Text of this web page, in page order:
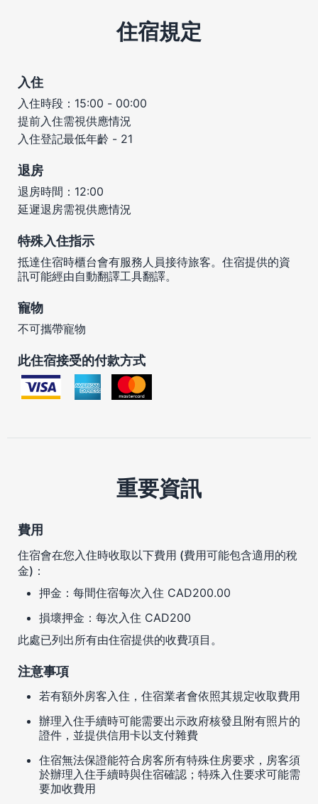
住宿規定
入住
入住時段：15:00 - 00:00
提前入住需視供應情況
入住登記最低年齡 - 21
退房
退房時間：12:00
延遲退房需視供應情況
特殊入住指示
抵達住宿時櫃台會有服務人員接待旅客。住宿提供的資
訊可能經由自動翻譯工具翻譯。
寵物
不可攜帶寵物
此住宿接受的付款方式
重要資訊
費用
住宿會在您入住時收取以下費用 (費用可能包含適用的稅
金)：
押金：每間住宿每次入住 CAD200.00
損壞押金：每次入住 CAD200
此處已列出所有由住宿提供的收費項目。
注意事項
若有額外房客入住，住宿業者會依照其規定收取費用
辦理入住手續時可能需要出示政府核發且附有照片的
證件，並提供信用卡以支付雜費
住宿無法保證能符合房客所有特殊住房要求，房客須
於辦理入住手續時與住宿確認；特殊入住要求可能需
要加收費用